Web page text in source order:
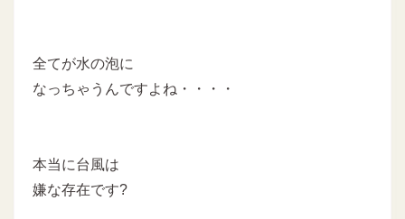
全てが水の泡に
なっちゃうんですよね・・・・
本当に台風は
嫌な存在です?